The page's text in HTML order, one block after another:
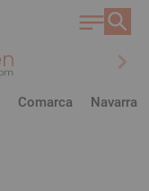
chevron_right
Comarca Navarra